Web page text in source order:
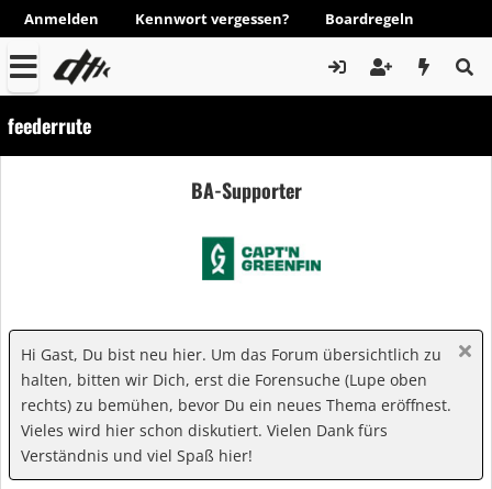
Anmelden Kennwort vergessen? Boardregeln
feederrute
BA-Supporter
Hi Gast, Du bist neu hier. Um das Forum übersichtlich zu
halten, bitten wir Dich, erst die Forensuche (Lupe oben
rechts) zu bemühen, bevor Du ein neues Thema eröffnest.
Vieles wird hier schon diskutiert. Vielen Dank fürs
Verständnis und viel Spaß hier!